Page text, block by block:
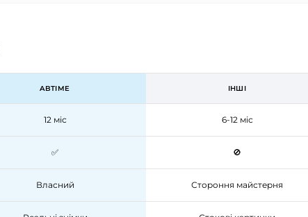
ABTIME ІНШІ
12 міс 6-12 міс
✅ 🚫
Власний Стороння майстерня